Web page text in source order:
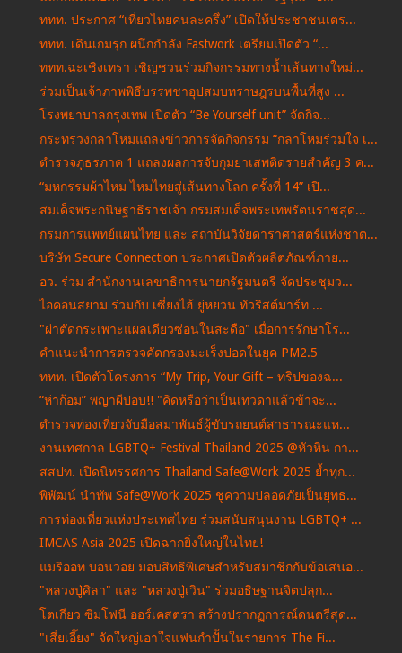
ททท. ประกาศ “เที่ยวไทยคนละครึ่ง” เปิดให้ประชาชนเตร...
ททท. เดินเกมรุก ผนึกกำลัง Fastwork เตรียมเปิดตัว “...
ททท.ฉะเชิงเทรา เชิญชวนร่วมกิจกรรมทางน้ำเส้นทางใหม่...
ร่วมเป็นเจ้าภาพพิธีบรรพชาอุปสมบทราษฎรบนพื้นที่สูง ...
โรงพยาบาลกรุงเทพ เปิดตัว “Be Yourself unit” จัดกิจ...
กระทรวงกลาโหมแถลงข่าวการจัดกิจกรรม “กลาโหมร่วมใจ เ...
ตำรวจภูธรภาค 1 แถลงผลการจับกุมยาเสพติดรายสำคัญ 3 ค...
“มหกรรมผ้าไหม ไหมไทยสู่เส้นทางโลก ครั้งที่ 14” เปิ...
สมเด็จพระกนิษฐาธิราชเจ้า กรมสมเด็จพระเทพรัตนราชสุด...
กรมการแพทย์แผนไทย และ สถาบันวิจัยดาราศาสตร์แห่งชาต...
บริษัท Secure Connection ประกาศเปิดตัวผลิตภัณฑ์ภาย...
อว. ร่วม สํานักงานเลขาธิการนายกรัฐมนตรี จัดประชุมว...
ไอคอนสยาม ร่วมกับ เซี่ยงไฮ้ ยู่หยวน ทัวริสต์มาร์ท ...
"ผ่าตัดกระเพาะแผลเดียวซ่อนในสะดือ" เมื่อการรักษาโร...
คำแนะนำการตรวจคัดกรองมะเร็งปอดในยุค PM2.5
ททท. เปิดตัวโครงการ “My Trip, Your Gift – ทริปของฉ...
“ห่าก้อม” พญาผีปอบ!! "คิดหรือว่าเป็นเทวดาแล้วข้าจะ...
ตำรวจท่องเที่ยวจับมือสมาพันธ์ผู้ขับรถยนต์สาธารณะแห...
งานเทศกาล LGBTQ+ Festival Thailand 2025 @หัวหิน กา...
สสปท. เปิดนิทรรศการ Thailand Safe@Work 2025 ย้ำทุก...
พิพัฒน์ นำทัพ Safe@Work 2025 ชูความปลอดภัยเป็นยุทธ...
การท่องเที่ยวแห่งประเทศไทย ร่วมสนับสนุนงาน LGBTQ+ ...
IMCAS Asia 2025 เปิดฉากยิ่งใหญ่ในไทย!
แมริออท บอนวอย มอบสิทธิพิเศษสำหรับสมาชิกกับข้อเสนอ...
"หลวงปู่ศิลา" และ "หลวงปู่เวิน" ร่วมอธิษฐานจิตปลุก...
โตเกียว ซิมโฟนี ออร์เคสตรา สร้างปรากฏการณ์ดนตรีสุด...
"เสี่ยเอี๊ยง" จัดใหญ่เอาใจแฟนกำปั้นในรายการ The Fi...